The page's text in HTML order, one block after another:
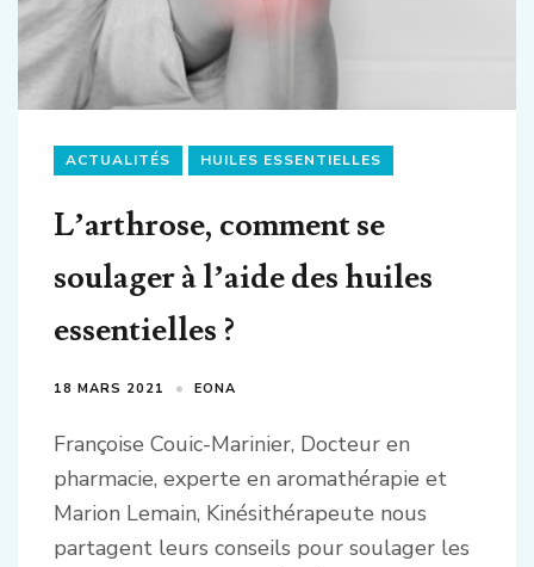
ACTUALITÉS HUILES ESSENTIELLES
L’arthrose, comment se
soulager à l’aide des huiles
essentielles ?
18 MARS 2021 EONA
Françoise Couic-Marinier, Docteur en
pharmacie, experte en aromathérapie et
Marion Lemain, Kinésithérapeute nous
partagent leurs conseils pour soulager les